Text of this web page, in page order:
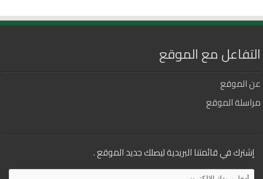
التفاعل مع الموقع
عن الموقع
مراسلة الموقع
إشترك في قائمتنا البريدية ليصلك جديد الموقع .